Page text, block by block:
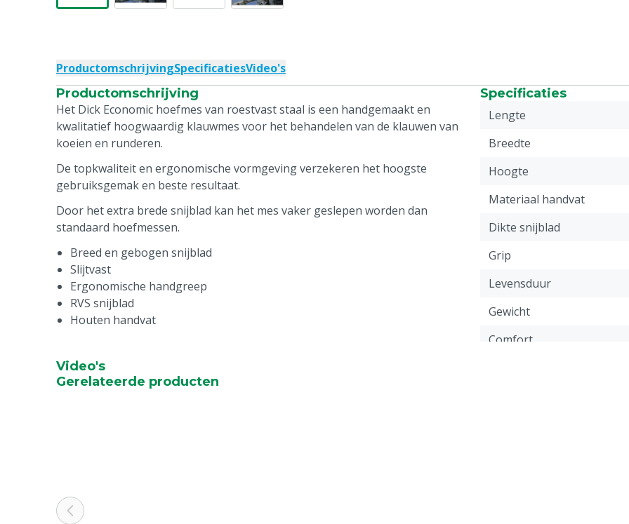
ProductomschrijvingSpecificatiesVideo's
Productomschrijving
Het Dick Economic hoefmes van roestvast staal is een handgemaakt en
kwalitatief hoogwaardig klauwmes voor het behandelen van de klauwen van
koeien en runderen.
De topkwaliteit en ergonomische vormgeving verzekeren het hoogste
gebruiksgemak en beste resultaat.
Door het extra brede snijblad kan het mes vaker geslepen worden dan
standaard hoefmessen.
Breed en gebogen snijblad
Slijtvast
Ergonomische handgreep
RVS snijblad
Houten handvat
Specificaties
Lengte
Breedte
Hoogte
Materiaal handvat
Dikte snijblad
Grip
Levensduur
Gewicht
Comfort
Video's
Gerelateerde producten